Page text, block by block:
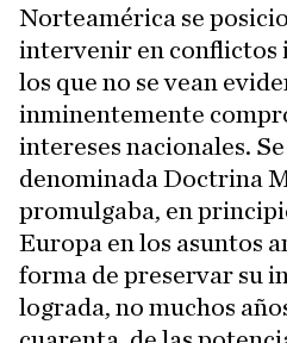
Norteamérica se
intervenir en conflictos
los que no se vean
inminentemente
intereses nacionales. Se
denominada Doctrina
promulgaba, en
Europa en los asuntos
forma de preservar su
lograda, no muchos